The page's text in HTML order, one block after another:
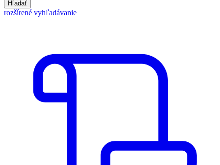
Hľadať
rozšírené vyhľadávanie